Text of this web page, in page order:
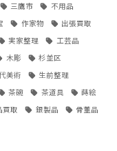
三鷹市 不用品
作家物 出張買取
実家整理 工芸品
木彫 杉並区
美術 生前整理
茶碗 茶道具 蒔絵
買取 銀製品 骨董品